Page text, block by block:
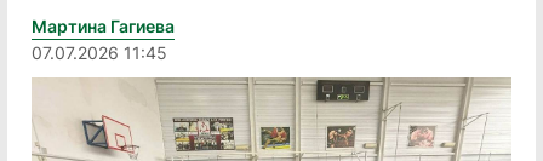
Мартина Гагиева
07.07.2026 11:45